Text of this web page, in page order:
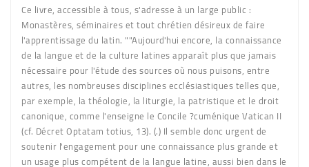
Ce livre, accessible à tous, s'adresse à un large public :
Monastères, séminaires et tout chrétien désireux de faire
l'apprentissage du latin. ""Aujourd'hui encore, la connaissance
de la langue et de la culture latines apparaît plus que jamais
nécessaire pour l'étude des sources où nous puisons, entre
autres, les nombreuses disciplines ecclésiastiques telles que,
par exemple, la théologie, la liturgie, la patristique et le droit
canonique, comme l'enseigne le Concile ?cuménique Vatican II
(cf. Décret Optatam totius, 13). (.) Il semble donc urgent de
soutenir l'engagement pour une connaissance plus grande et
un usage plus compétent de la langue latine, aussi bien dans le